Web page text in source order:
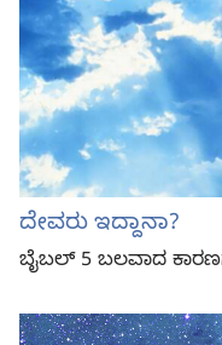
ದೇವರು ಇದ್ದಾನಾ?
ಬೈಬಲ್‌ 5 ಬಲವಾದ